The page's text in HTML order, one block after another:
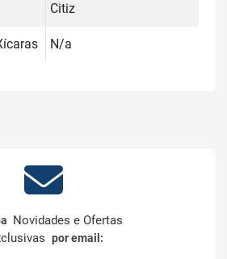
Citiz
N/a
Novidades e Ofertas
por email: